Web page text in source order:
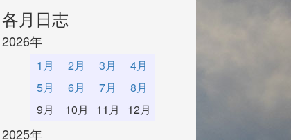
各月日志
2026年
1月 2月 3月
4月
5月
6月 7月
8月
9月
10月 11月 12月
2025年